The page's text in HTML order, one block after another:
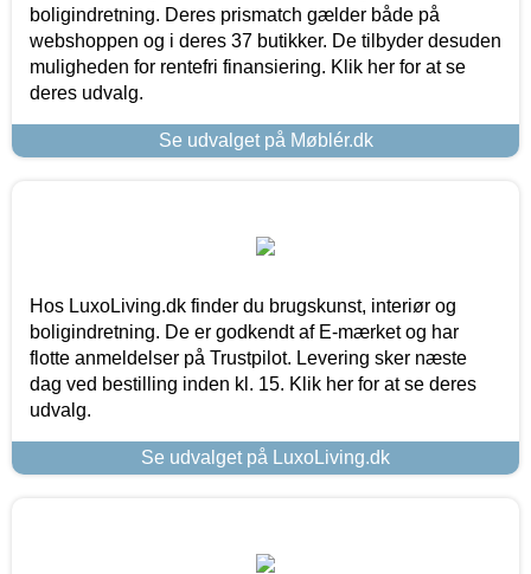
boligindretning. Deres prismatch gælder både på
webshoppen og i deres 37 butikker. De tilbyder desuden
muligheden for rentefri finansiering. Klik her for at se
deres udvalg.
Se udvalget på Møblér.dk
Hos LuxoLiving.dk finder du brugskunst, interiør og
boligindretning. De er godkendt af E-mærket og har
flotte anmeldelser på Trustpilot. Levering sker næste
dag ved bestilling inden kl. 15. Klik her for at se deres
udvalg.
Se udvalget på LuxoLiving.dk